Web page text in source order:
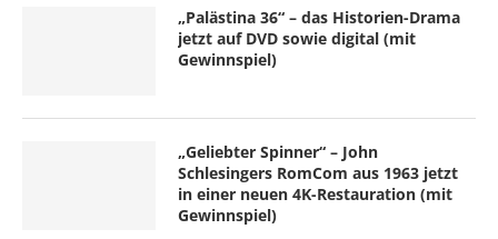
„Palästina 36“ – das Historien-Drama
jetzt auf DVD sowie digital (mit
Gewinnspiel)
„Geliebter Spinner“ – John
Schlesingers RomCom aus 1963 jetzt
in einer neuen 4K-Restauration (mit
Gewinnspiel)